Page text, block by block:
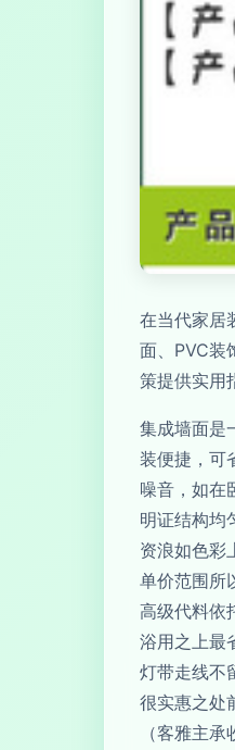
在当代家居
面、PVC装
策提供实用
集成墙面是
装便捷，可
噪音，如在
明证结构均
资浪如色彩
单价范围所
高级代料依
浴用之上最
灯带走线不
很实惠之处
（客雅主